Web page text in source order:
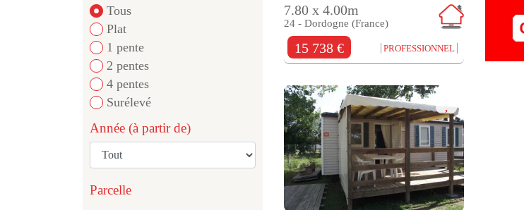
Tous
Plat
1 pente
2 pentes
4 pentes
Surélevé
Année (à partir de)
Parcelle
7.80 x 4.00m
24 - Dordogne (France)
15 738 € PROFESSIONNEL